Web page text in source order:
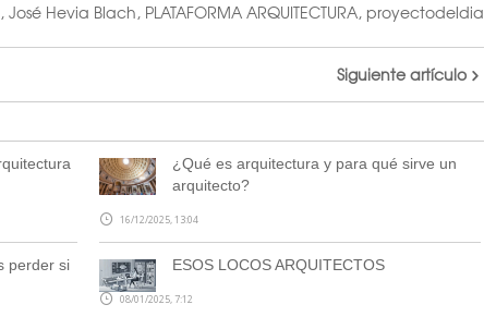
, José Hevia Blach, PLATAFORMA ARQUITECTURA, proyectodeldia
Siguiente artículo
¿Qué es arquitectura y para qué sirve un
arquitecto?
16/12/2025, 13:04
perder si
ESOS LOCOS ARQUITECTOS
08/01/2025, 7:12